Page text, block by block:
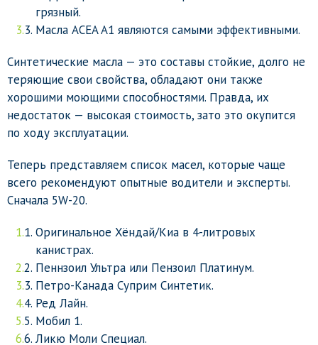
грязный.
Масла ACEA A1 являются самыми эффективными.
Синтетические масла — это составы стойкие, долго не
теряющие свои свойства, обладают они также
хорошими моющими способностями. Правда, их
недостаток — высокая стоимость, зато это окупится
по ходу эксплуатации.
Теперь представляем список масел, которые чаще
всего рекомендуют опытные водители и эксперты.
Сначала 5W-20.
Оригинальное Хёндай/Киа в 4-литровых
канистрах.
Пеннзоил Ультра или Пензоил Платинум.
Петро-Канада Суприм Синтетик.
Ред Лайн.
Мобил 1.
Ликю Моли Специал.